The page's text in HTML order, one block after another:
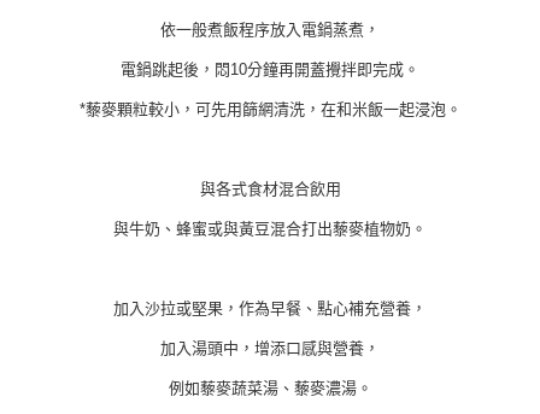
依一般煮飯程序放入電鍋蒸煮，
電鍋跳起後，悶10分鐘再開蓋攪拌即完成。
*藜麥顆粒較小，可先用篩網清洗，在和米飯一起浸泡。
與各式食材混合飲用
與牛奶、蜂蜜或與黃豆混合打出藜麥植物奶。
加入沙拉或堅果，作為早餐、點心補充營養，
加入湯頭中，增添口感與營養，
例如藜麥蔬菜湯、藜麥濃湯。